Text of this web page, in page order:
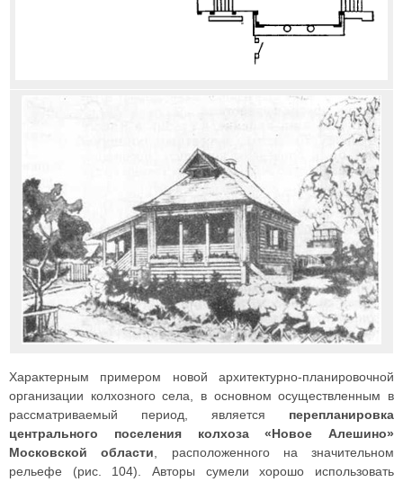
Характерным примером новой архитектурно-планировочной
организации колхозного села, в основном осуществленным в
рассматриваемый период, является перепланировка
центрального поселения колхоза «Новое Алешино»
Московской области , расположенного на значительном
рельефе (рис. 104). Авторы сумели хорошо использовать